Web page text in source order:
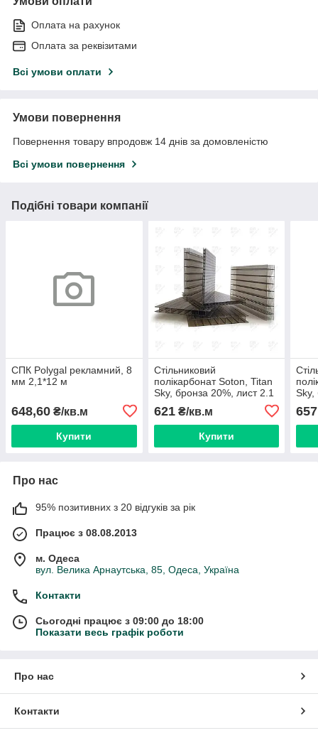
Оплата на рахунок
Оплата за реквізитами
Всі умови оплати
Умови повернення
Повернення товару впродовж 14 днів за домовленістю
Всі умови повернення
Подібні товари компанії
СПК Polygal рекламний, 8
мм 2,1*12 м
648,60 ₴/кв.м
Купити
Стільниковий
полікарбонат Soton, Titan
Sky, бронза 20%, лист 2.1
621₴/кв.м
Купити
Sky,
Про нас
95% позитивних з 20 відгуків за рік
Працює з 08.08.2013
м. Одеса
вул. Велика Арнаутська, 85, Одеса, Україна
Контакти
Сьогодні працює з 09:00 до 18:00
Показати весь графік роботи
Про нас
Контакти